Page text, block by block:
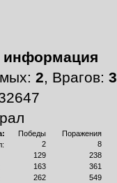
информация
2, Врагов: 3
Победы
Поражения
2
8
129
238
163
361
262
549